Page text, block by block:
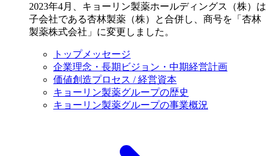
2023年4月、キョーリン製薬ホールディングス（株）は
子会社である杏林製薬（株）と合併し、商号を「杏林
製薬株式会社」に変更しました。
トップメッセージ
企業理念・長期ビジョン・中期経営計画
価値創造プロセス / 経営資本
キョーリン製薬グループの歴史
キョーリン製薬グループの事業概況